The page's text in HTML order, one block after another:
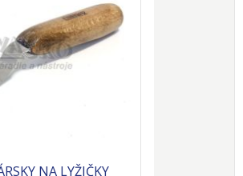
NA LYŽIČKY